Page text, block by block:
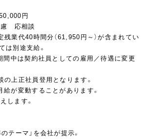
注・在庫管理
ナンスなど、アトリエの環境維持
リエ全体の要として活躍していただきま
た生産管理業務や、スタッフの育成・人員管
業務をお任せします。
粉スイーツの研究にも取り組んでおり、新し
を歓迎する職場です。
円
慮 応相談
残業代40時間分（61,950円～）が含まれてい
は別途支給。
間中は契約社員としての雇用／待遇に変更
の上正社員登用となります。
給が変動することがあります。
します。
テーマ」を会社が提⽰。